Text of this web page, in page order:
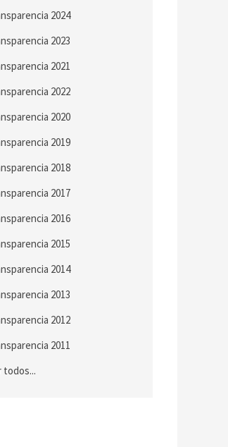
2024
2023
2021
2022
2020
2019
2018
2017
2016
2015
2014
2013
2012
2011
todos...